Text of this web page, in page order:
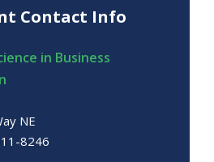
Contact Info
in Business
NE
8246